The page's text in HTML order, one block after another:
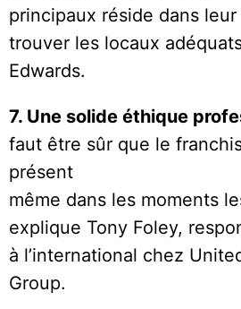
principaux réside dans
trouver les locaux
Edwards.
7. Une solide éthique
faut être sûr que le
présent
même dans les moments
explique Tony Foley,
à l’international chez
Group.